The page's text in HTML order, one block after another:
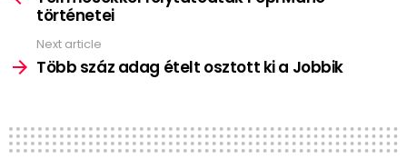
történetei
Next article
Több száz adag ételt osztott ki a Jobbik